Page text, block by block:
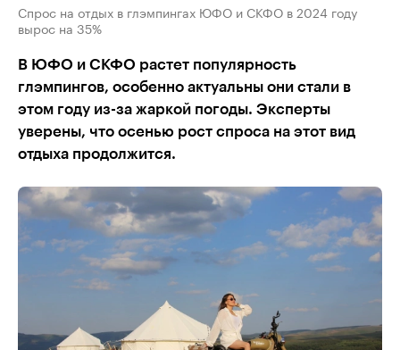
Спрос на отдых в глэмпингах ЮФО и СКФО в 2024 году
вырос на 35%
В ЮФО и СКФО растет популярность
глэмпингов, особенно актуальны они стали в
этом году из-за жаркой погоды. Эксперты
уверены, что осенью рост спроса на этот вид
отдыха продолжится.